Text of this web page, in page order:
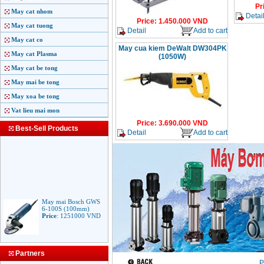
May cat nhom
May cat tuong
May cat co
May cat Plasma
May cat be tong
May mai be tong
May xoa be tong
Vat lieu mai mon
Best-Sell Products
May mai Bosch GWS
6-100S (100mm)
Price:1251000VND
9553B (100mm)
Partners
Price: 1.450.000 VND
Detail
Add to cart
Detail
May cua kiem DeWalt DW304PK
(1050W)
Price: 3.690.000 VND
Detail
Add to cart